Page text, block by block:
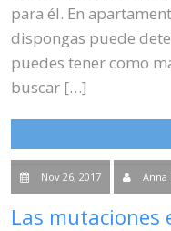
para él. En
dispongas puede
puedes tener como
buscar […]
Nov 26, 2017 Anna
Las mutaciones